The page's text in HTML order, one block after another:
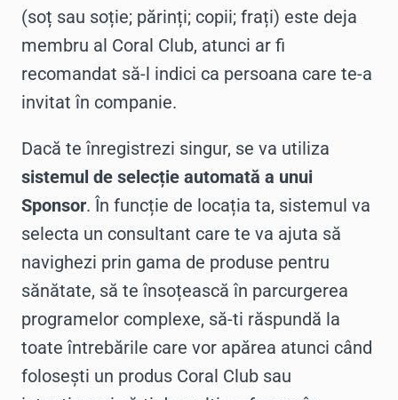
(soț sau soție; părinți; copii; frați) este deja
membru al Coral Club, atunci ar fi
recomandat să-l indici ca persoana care te-a
invitat în companie.
Dacă te înregistrezi singur, se va utiliza
sistemul de selecție automată a unui
Sponsor. În funcție de locația ta, sistemul va
selecta un consultant care te va ajuta să
navighezi prin gama de produse pentru
sănătate, să te însoțească în parcurgerea
programelor complexe, să-ti răspundă la
toate întrebările care vor apărea atunci când
folosești un produs Coral Club sau